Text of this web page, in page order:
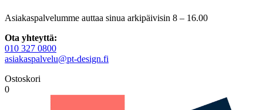
Asiakaspalvelumme auttaa sinua arkipäivisin 8 – 16.00
Ota yhteyttä:
010 327 0800
asiakaspalvelu@pt-design.fi
Ostoskori
0